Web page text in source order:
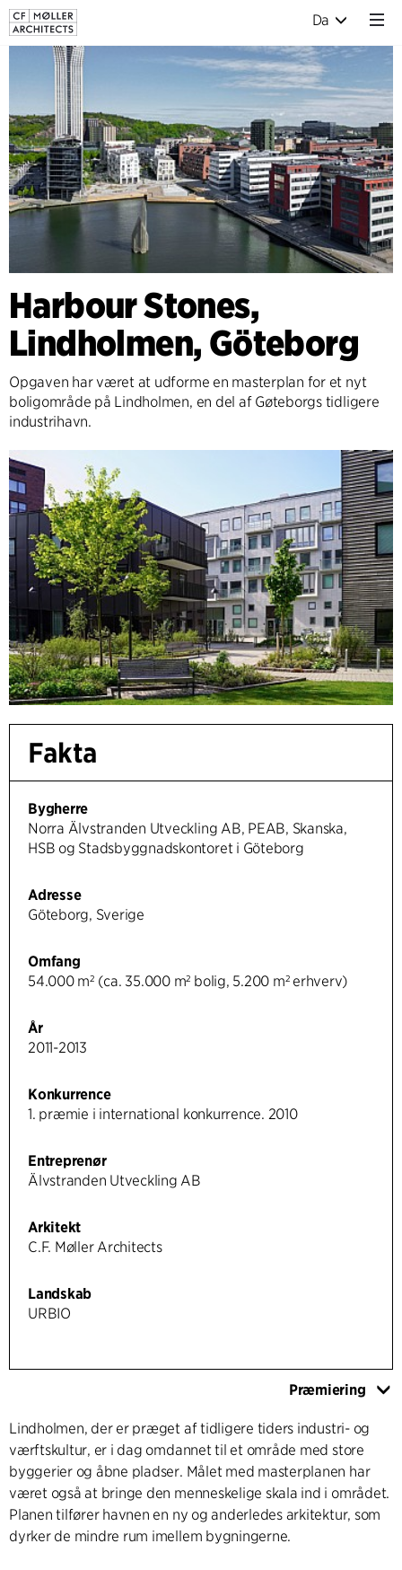
Da
Harbour Stones,
Lindholmen, Göteborg
Opgaven har været at udforme en masterplan for et nyt
boligområde på Lindholmen, en del af Gøteborgs tidligere
industrihavn.
Fakta
Bygherre
Norra Älvstranden Utveckling AB, PEAB, Skanska,
HSB og Stadsbyggnadskontoret i Göteborg
Adresse
Göteborg, Sverige
Omfang
54.000 m² (ca. 35.000 m² bolig, 5.200 m² erhverv)
År
2011-2013
Konkurrence
1. præmie i international konkurrence. 2010
Entreprenør
Älvstranden Utveckling AB
Arkitekt
C.F. Møller Architects
Landskab
URBIO
Præmiering
Lindholmen, der er præget af tidligere tiders industri- og
værftskultur, er i dag omdannet til et område med store
byggerier og åbne pladser. Målet med masterplanen har
været også at bringe den menneskelige skala ind i området.
Planen tilfører havnen en ny og anderledes arkitektur, som
dyrker de mindre rum imellem bygningerne.